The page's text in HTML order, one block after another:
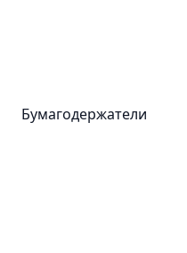
Бумагодержатели